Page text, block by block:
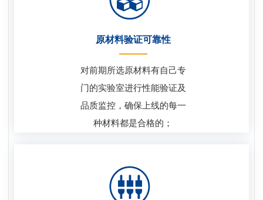
原材料验证可靠性
对前期所选原材料有自己专
门的实验室进行性能验证及
品质监控，确保上线的每一
种材料都是合格的；